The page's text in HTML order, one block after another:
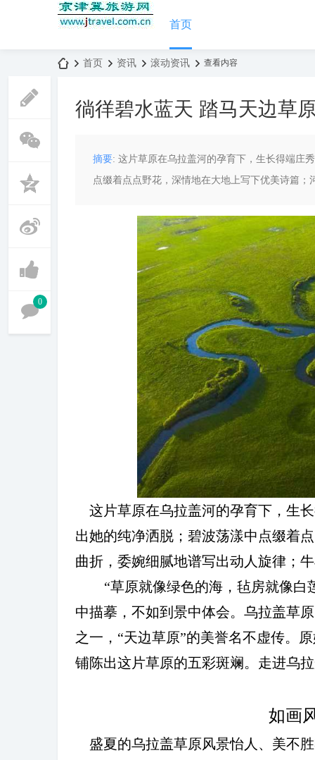
首页
首页 资讯 滚动资讯 查看内容
0
徜徉碧水蓝天 踏马天边草
摘要: 这片草原在乌拉盖河的孕育下，生长得端庄
点缀着点点野花，深情地在大地上写下优美诗篇
这片草原在乌拉盖河的孕育下，生
出她的纯净洒脱；碧波荡漾中点缀着
曲折，委婉细腻地谱写出动人旋律；
“草原就像绿色的海，毡房就像白
中描摹，不如到景中体会。乌拉盖草
之一， “天边草原”的美誉名不虚传。
铺陈出这片草原的五彩斑斓。走进乌
如画
盛夏的乌拉盖草原风景怡人、美不